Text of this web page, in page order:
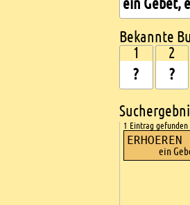
Bekannte
1 2
1 Eintrag gefunden
ERHOEREN
ein